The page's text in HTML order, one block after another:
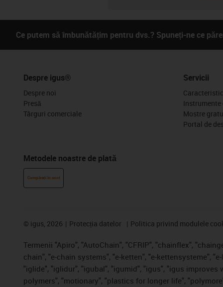
Ce putem să îmbunătățim pentru dvs.? Spuneți-ne ce
Despre igus®
Despre noi
Presă
Târguri comerciale
Metodele noastre de plată
Cumpărați în cont
Servicii
Instrumente
Mostre
Portal de
© igus, 2026 Protecția datelor Politica privind modulele
Termenii "Apiro", "AutoChain", "CFRIP", "chainflex",
chain", "e-chain systems", "e-ketten", "e-kettensysteme",
"iglide", "iglidur", "igubal", "igumid", "igus", "igus improves
polymers", "motionary", "plastics for longer life",